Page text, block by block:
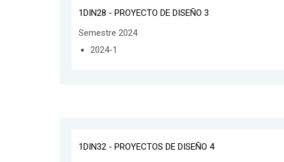
1DIN28 - PROYECTO DE DISEÑO 3
Semestre 2024
2024-1
1DIN32 - PROYECTOS DE DISEÑO 4